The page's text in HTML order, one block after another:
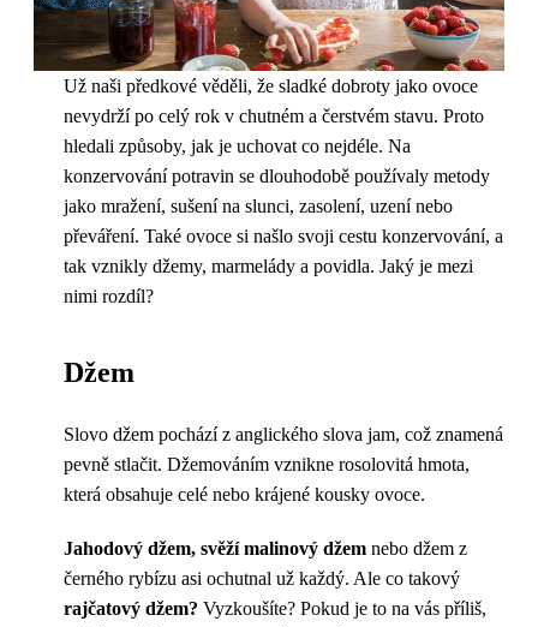
Už naši předkové věděli, že sladké dobroty jako ovoce
nevydrží po celý rok v chutném a čerstvém stavu. Proto
hledali způsoby, jak je uchovat co nejdéle. Na
konzervování potravin se dlouhodobě používaly metody
jako mražení, sušení na slunci, zasolení, uzení nebo
převáření. Také ovoce si našlo svoji cestu konzervování, a
tak vznikly džemy, marmelády a povidla. Jaký je mezi
nimi rozdíl?
Džem
Slovo džem pochází z anglického slova jam, což znamená
pevně stlačit. Džemováním vznikne rosolovitá hmota,
která obsahuje celé nebo krájené kousky ovoce.
Jahodový džem, svěží malinový džem nebo džem z
černého rybízu asi ochutnal už každý. Ale co takový
rajčatový džem? Vyzkoušíte? Pokud je to na vás příliš,